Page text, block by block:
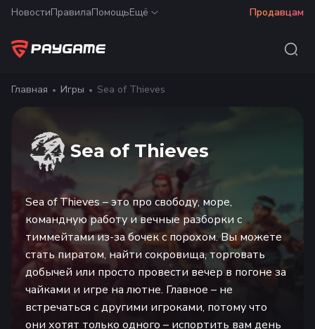
НовостиПравилаПомощьЕщё Продавцам
Главная Игры Sea of Thieves
Sea of Thieves
Sea of Thieves – это про свободу, море,
командную работу и вечные разборки с
тиммейтами из-за бочек с порохом. Вы можете
стать пиратом, найти сокровища, торговать
добычей или просто провести вечер в погоне за
чайками и игре на лютне. Главное – не
встречаться с другими игроками, потому что
они хотят только одного – испортить вам день